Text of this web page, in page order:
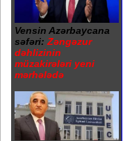
Vensin Azərbaycana
səfəri: Zəngəzur
dəhlizinin
müzakirələri yeni
mərhələdə